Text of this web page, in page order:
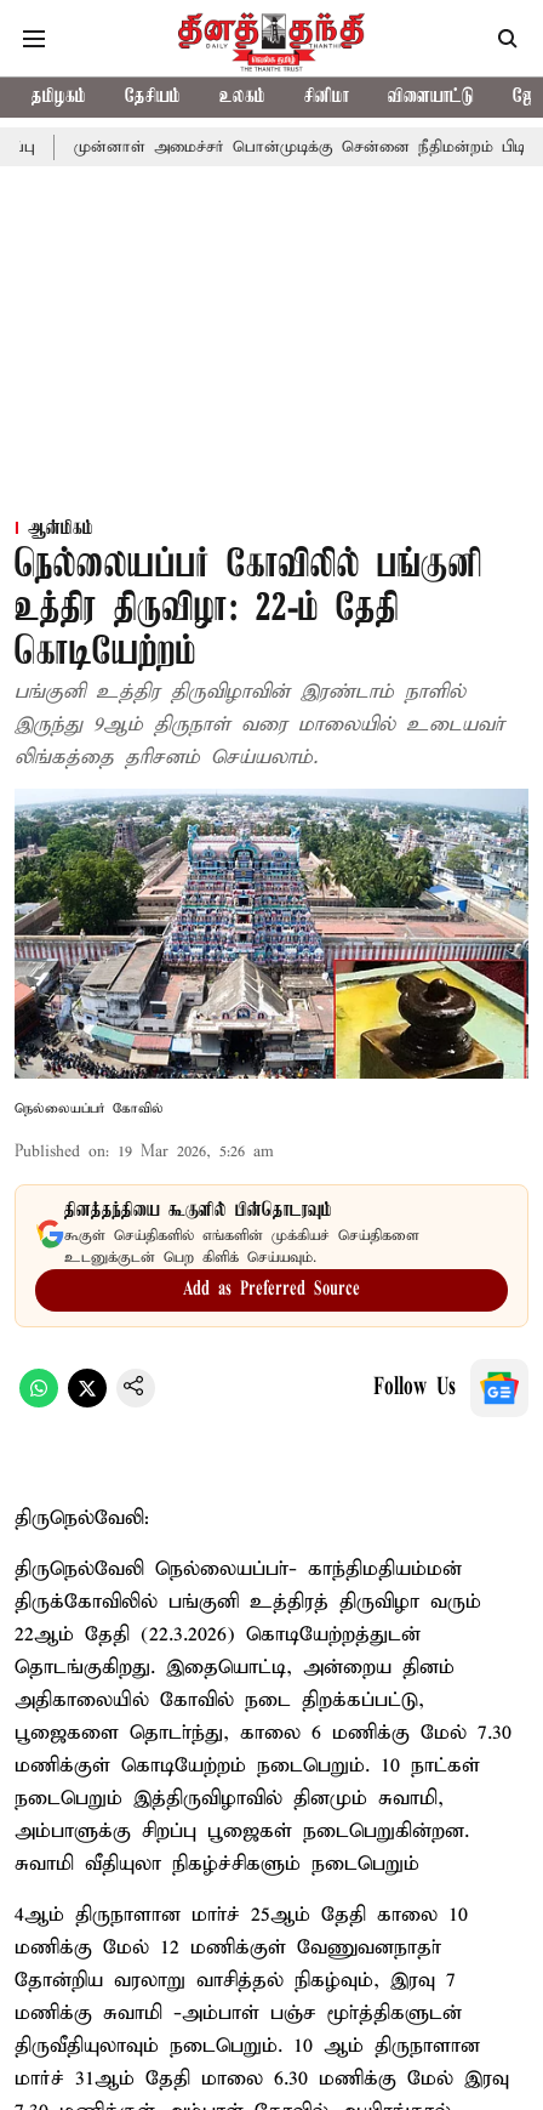
தமிழகம் தேசியம் உலகம் சினிமா விளையாட்டு
அமைச்சர் பொன்முடிக்கு சென்னை நீதிமன்றம் பிடிவாராண்ட்
ஆன்மிகம்
நெல்லையப்பர் கோவிலில் பங்குனி
உத்திர திருவிழா: 22-ம் தேதி
கொடியேற்றம்
பங்குனி உத்திர திருவிழாவின் இரண்டாம் நாளில்
இருந்து 9ஆம் திருநாள் வரை மாலையில் உடையவா்
லிங்கத்தை தரிசனம் செய்யலாம்.
நெல்லையப்பர் கோவில்
Published on: 19 Mar 2026, 5:26 am
தினத்தந்தியை கூகுளில் பின்தொடரவும்
கூகுள் செய்திகளில் எங்களின் முக்கியச் செய்திகளை
உடனுக்குடன் பெற கிளிக் செய்யவும்.
Add as Preferred Source
Follow Us
திருநெல்வேலி:
திருநெல்வேலி நெல்லையப்பா்- காந்திமதியம்மன்
திருக்கோவிலில் பங்குனி உத்திரத் திருவிழா வரும்
22ஆம் தேதி (22.3.2026) கொடியேற்றத்துடன்
தொடங்குகிறது. இதையொட்டி, அன்றைய தினம்
அதிகாலையில் கோவில் நடை திறக்கப்பட்டு,
பூஜைகளை தொடா்ந்து, காலை 6 மணிக்கு மேல் 7.30
மணிக்குள் கொடியேற்றம் நடைபெறும். 10 நாட்கள்
நடைபெறும் இத்திருவிழாவில் தினமும் சுவாமி,
அம்பாளுக்கு சிறப்பு பூஜைகள் நடைபெறுகின்றன.
சுவாமி வீதியுலா நிகழ்ச்சிகளும் நடைபெறும்
4ஆம் திருநாளான மாா்ச் 25ஆம் தேதி காலை 10
மணிக்கு மேல் 12 மணிக்குள் வேணுவனநாதா்
தோன்றிய வரலாறு வாசித்தல் நிகழ்வும், இரவு 7
மணிக்கு சுவாமி -அம்பாள் பஞ்ச மூா்த்திகளுடன்
திருவீதியுலாவும் நடைபெறும். 10 ஆம் திருநாளான
மார்ச் 31ஆம் தேதி மாலை 6.30 மணிக்கு மேல் இரவு